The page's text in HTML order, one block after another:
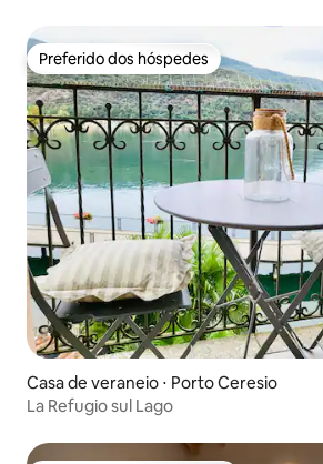
Preferido dos hóspedes
Preferido dos hóspedes
Casa de veraneio ⋅ Porto Ceresio
La Refugio sul Lago